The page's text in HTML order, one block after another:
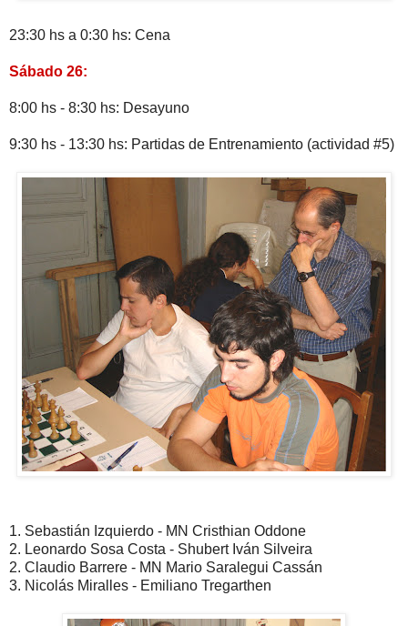
23:30 hs a 0:30 hs: Cena
Sábado 26:
8:00 hs - 8:30 hs: Desayuno
9:30 hs - 13:30 hs: Partidas de Entrenamiento (actividad #5)
1. Sebastián Izquierdo - MN Cristhian Oddone
2. Leonardo Sosa Costa - Shubert Iván Silveira
2. Claudio Barrere - MN Mario Saralegui Cassán
3. Nicolás Miralles - Emiliano Tregarthen